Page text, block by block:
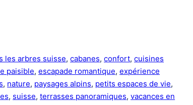
les arbres suisse, cabanes, confort, cuisines
paisible, escapade romantique, expérience
, nature, paysages alpins, petits espaces de vie
, suisse, terrasses panoramiques, vacances en